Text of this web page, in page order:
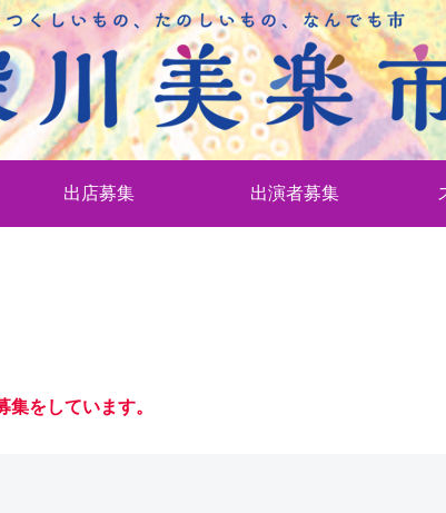
出店募集 出演者募集
をしています。